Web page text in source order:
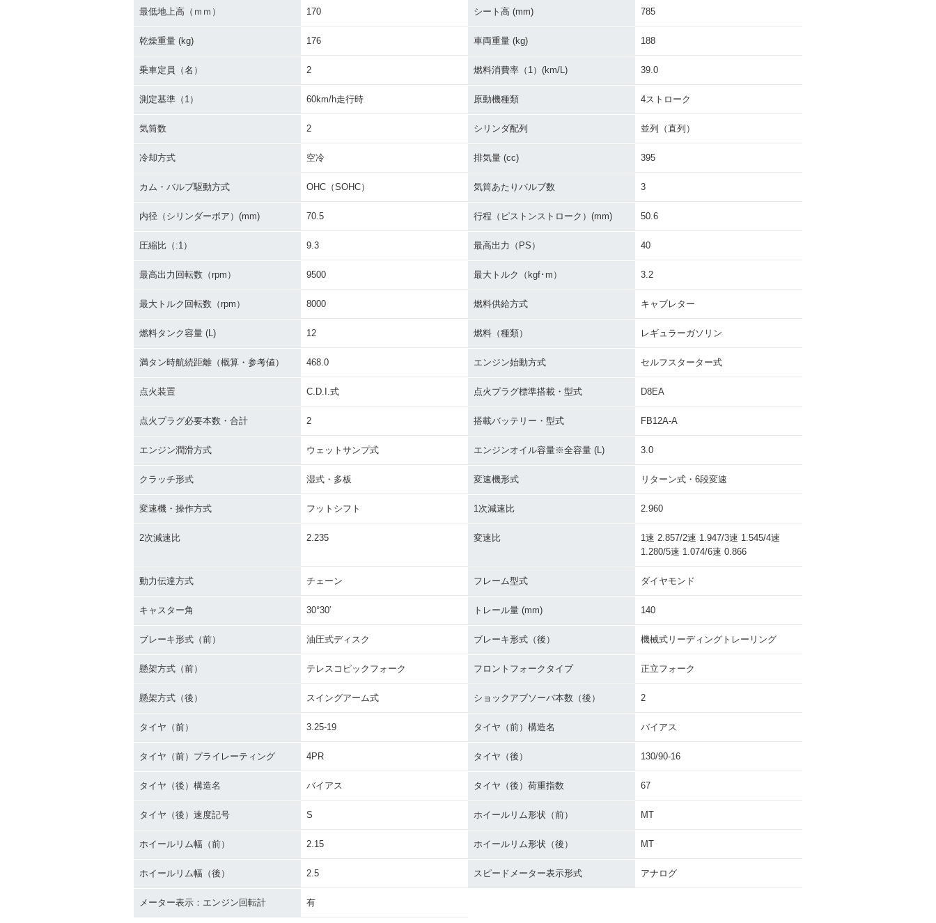
最低地上高（ｍｍ） 170 シート高 (mm) 785
乾燥重量 (kg) 176 車両重量 (kg) 188
乗車定員（名） 2 燃料消費率（1）(km/L) 39.0
測定基準（1） 60km/h走行時 原動機種類 4ストローク
気筒数 2 シリンダ配列 並列（直列）
冷却方式 空冷 排気量 (cc) 395
カム・バルブ駆動方式 OHC（SOHC） 気筒あたりバルブ数 3
内径（シリンダーボア）(mm) 70.5 行程（ピストンストローク）(mm) 50.6
圧縮比（:1） 9.3 最高出力（PS） 40
最高出力回転数（rpm） 9500 最大トルク（kgf･m） 3.2
最大トルク回転数（rpm） 8000 燃料供給方式 キャブレター
燃料タンク容量 (L) 12 燃料（種類） レギュラーガソリン
満タン時航続距離（概算・参考値） 468.0 エンジン始動方式 セルフスターター式
点火装置 C.D.I.式 点火プラグ標準搭載・型式 D8EA
点火プラグ必要本数・合計 2 搭載バッテリー・型式 FB12A-A
エンジン潤滑方式 ウェットサンプ式 エンジンオイル容量※全容量 (L) 3.0
クラッチ形式 湿式・多板 変速機形式 リターン式・6段変速
変速機・操作方式 フットシフト 1次減速比 2.960
2次減速比 2.235 変速比
1速 2.857/2速 1.947/3速 1.545/4速
1.280/5速 1.074/6速 0.866
動力伝達方式 チェーン フレーム型式 ダイヤモンド
キャスター角 30°30′ トレール量 (mm) 140
ブレーキ形式（前） 油圧式ディスク ブレーキ形式（後） 機械式リーディングトレーリング
懸架方式（前） テレスコピックフォーク フロントフォークタイプ 正立フォーク
懸架方式（後） スイングアーム式 ショックアブソーバ本数（後） 2
タイヤ（前） 3.25-19 タイヤ（前）構造名 バイアス
タイヤ（前）プライレーティング 4PR タイヤ（後） 130/90-16
タイヤ（後）構造名 バイアス タイヤ（後）荷重指数 67
タイヤ（後）速度記号 S ホイールリム形状（前） MT
ホイールリム幅（前） 2.15 ホイールリム形状（後） MT
ホイールリム幅（後） 2.5 スピードメーター表示形式 アナログ
メーター表示：エンジン回転計 有